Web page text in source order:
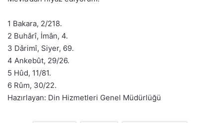
1 Bakara, 2/218.
2 Buhârî, İmân, 4.
3 Dârimî, Siyer, 69.
4 Ankebût, 29/26.
5 Hûd, 11/81.
6 Rûm, 30/22.
Hazırlayan: Din Hizmetleri Genel Müdürlüğü